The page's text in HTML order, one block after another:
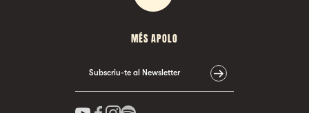
MÉS APOLO
Subscriu-te al Newsletter